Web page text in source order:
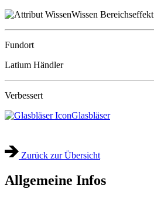
Wissen Bereichseffekt
Fundort
Latium Händler
Verbessert
Glasbläser
Zurück zur Übersicht
Allgemeine Infos